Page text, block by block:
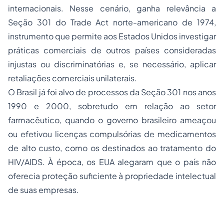
internacionais. Nesse cenário, ganha relevância a
Seção 301 do Trade Act norte-americano de 1974,
instrumento que permite aos Estados Unidos investigar
práticas comerciais de outros países consideradas
injustas ou discriminatórias e, se necessário, aplicar
retaliações comerciais unilaterais.
O Brasil já foi alvo de processos da Seção 301 nos anos
1990 e 2000, sobretudo em relação ao setor
farmacêutico, quando o governo brasileiro ameaçou
ou efetivou licenças compulsórias de medicamentos
de alto custo, como os destinados ao tratamento do
HIV/AIDS. À época, os EUA alegaram que o país não
oferecia proteção suficiente à propriedade intelectual
de suas empresas.